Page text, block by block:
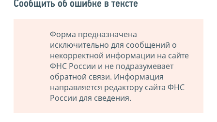
Сообщить об ошибке в тексте
Форма предназначена
исключительно для сообщений о
некорректной информации на сайте
ФНС России и не подразумевает
обратной связи. Информация
направляется редактору сайта ФНС
России для сведения.